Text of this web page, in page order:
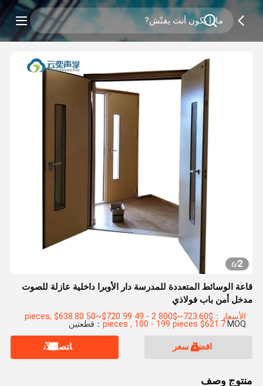
2
/
6
قاعة الوسائط المتعددة للمدرسة دار الأوبرا داخلية عازلة للصوت
مدخل أمن باب فولاذي
الأسعار：$723.60~$800 2 - 49 pieces, $638.80 50~$720 99
pieces , 100 - 199 pieces $621.7 MOQ：قطعتين
افضل سعر ﺎﺘﺼﻟ ﺍﻶﻧ
منتوج وصف